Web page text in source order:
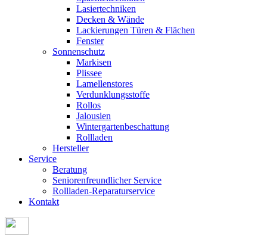
Lasiertechniken
Decken & Wände
Lackierungen Türen & Flächen
Fenster
Sonnenschutz
Markisen
Plissee
Lamellenstores
Verdunklungsstoffe
Rollos
Jalousien
Wintergartenbeschattung
Rollladen
Hersteller
Service
Beratung
Seniorenfreundlicher Service
Rollladen-Reparaturservice
Kontakt